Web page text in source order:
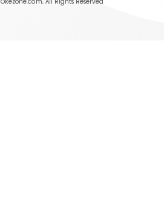
Okezone.com, All Rights Reserved